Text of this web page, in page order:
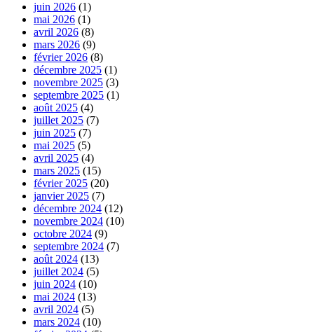
juin 2026 (1)
mai 2026 (1)
avril 2026 (8)
mars 2026 (9)
février 2026 (8)
décembre 2025 (1)
novembre 2025 (3)
septembre 2025 (1)
août 2025 (4)
juillet 2025 (7)
juin 2025 (7)
mai 2025 (5)
avril 2025 (4)
mars 2025 (15)
février 2025 (20)
janvier 2025 (7)
décembre 2024 (12)
novembre 2024 (10)
octobre 2024 (9)
septembre 2024 (7)
août 2024 (13)
juillet 2024 (5)
juin 2024 (10)
mai 2024 (13)
avril 2024 (5)
mars 2024 (10)